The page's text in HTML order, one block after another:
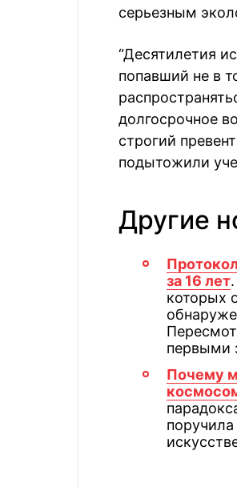
серьезным
“Десятилетия
попавший не в
долгосрочное
строгий
подытожили
Другие
за 16 лет
которых
первыми
Почему